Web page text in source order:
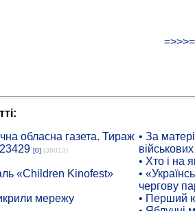
=>>>=
обласна газета. Тираж
[0] (36013)
«Children Kinofest»
мережу
• За
• Хто і на
•
чергову
• Перший